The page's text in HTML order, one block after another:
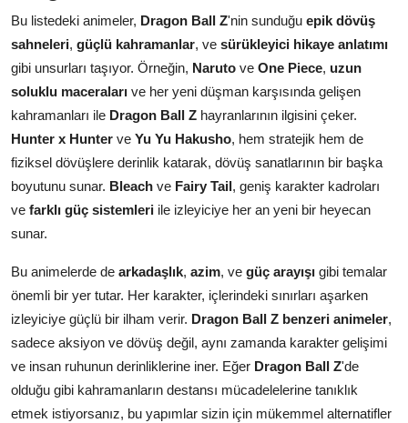
Bu listedeki animeler, Dragon Ball Z'nin sunduğu epik dövüş
sahneleri, güçlü kahramanlar, ve sürükleyici hikaye anlatımı
gibi unsurları taşıyor. Örneğin, Naruto ve One Piece, uzun
soluklu maceraları ve her yeni düşman karşısında gelişen
kahramanları ile Dragon Ball Z hayranlarının ilgisini çeker.
Hunter x Hunter ve Yu Yu Hakusho, hem stratejik hem de
fiziksel dövüşlere derinlik katarak, dövüş sanatlarının bir başka
boyutunu sunar. Bleach ve Fairy Tail, geniş karakter kadroları
ve farklı güç sistemleri ile izleyiciye her an yeni bir heyecan
sunar.
Bu animelerde de arkadaşlık, azim, ve güç arayışı gibi temalar
önemli bir yer tutar. Her karakter, içlerindeki sınırları aşarken
izleyiciye güçlü bir ilham verir. Dragon Ball Z benzeri animeler,
sadece aksiyon ve dövüş değil, aynı zamanda karakter gelişimi
ve insan ruhunun derinliklerine iner. Eğer Dragon Ball Z'de
olduğu gibi kahramanların destansı mücadelelerine tanıklık
etmek istiyorsanız, bu yapımlar sizin için mükemmel alternatifler